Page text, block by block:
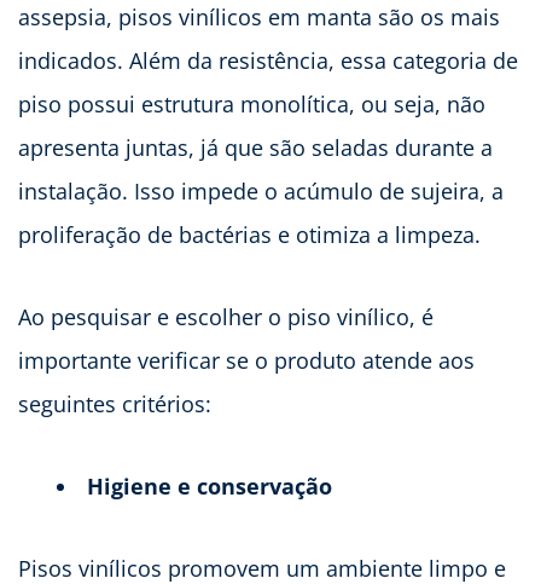
assepsia, pisos vinílicos em manta são os mais
indicados. Além da resistência, essa categoria de
piso possui estrutura monolítica, ou seja, não
apresenta juntas, já que são seladas durante a
instalação. Isso impede o acúmulo de sujeira, a
proliferação de bactérias e otimiza a limpeza.
Ao pesquisar e escolher o piso vinílico, é
importante verificar se o produto atende aos
seguintes critérios:
Higiene e conservação
Pisos vinílicos promovem um ambiente limpo e